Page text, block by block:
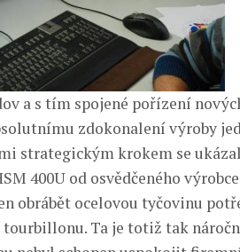
a s tím spojené pořízení
zdokonalení výroby
strategickým krokem se
400U od osvědčeného výrobce
obrábět ocelovou tyčovinu
Ta je totiž tak